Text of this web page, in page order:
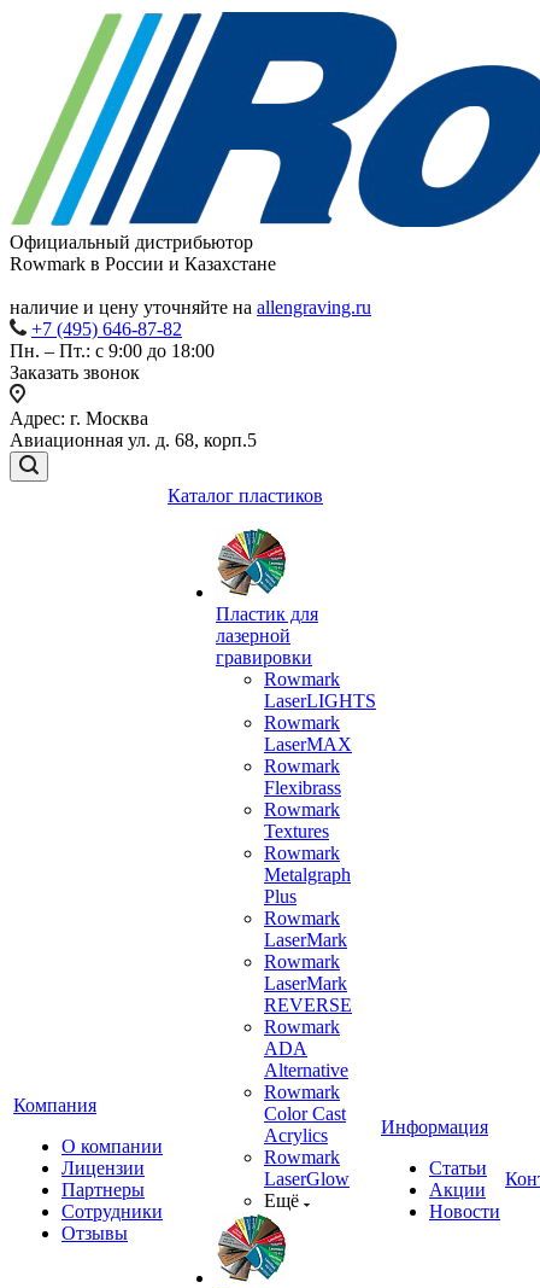
Официальный дистрибьютор
Rowmark в России и Казахстане
наличие и цену уточняйте на allengraving.ru
+7 (495) 646-87-82
Пн. – Пт.: с 9:00 до 18:00
Заказать звонок
Адрес: г. Москва
Авиационная ул. д. 68, корп.5
Компания
О компании
Лицензии
Партнеры
Сотрудники
Отзывы
Каталог пластиков
Пластик для
лазерной
гравировки
Rowmark
LaserLIGHTS
Rowmark
LaserMAX
Rowmark
Flexibrass
Rowmark
Textures
Rowmark
Metalgraph
Plus
Rowmark
LaserMark
Rowmark
LaserMark
REVERSE
Rowmark
ADA
Alternative
Rowmark
Color Cast
Acrylics
Rowmark
LaserGlow
Ещё
Информация
Статьи
Акции
Новости